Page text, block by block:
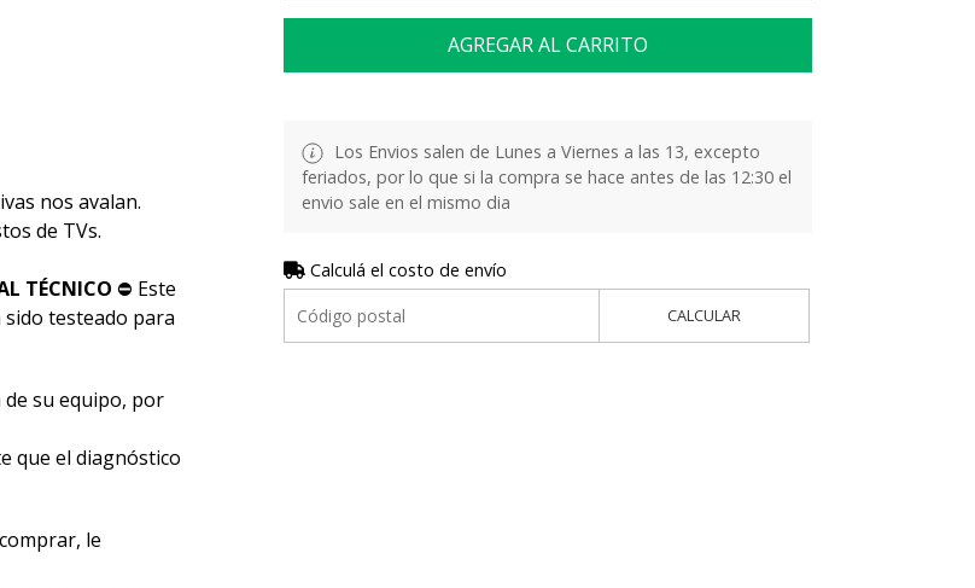
nos avalan.
de TVs.
TÉCNICO ⛔ Este
testeado para
su equipo, por
que el diagnóstico
le
AGREGAR AL CARRITO
Los Envios salen de Lunes a Viernes a las 13, excepto
feriados, por lo que si la compra se hace antes de las 12:30 el
envio sale en el mismo dia
Calculá el costo de envío
CALCULAR